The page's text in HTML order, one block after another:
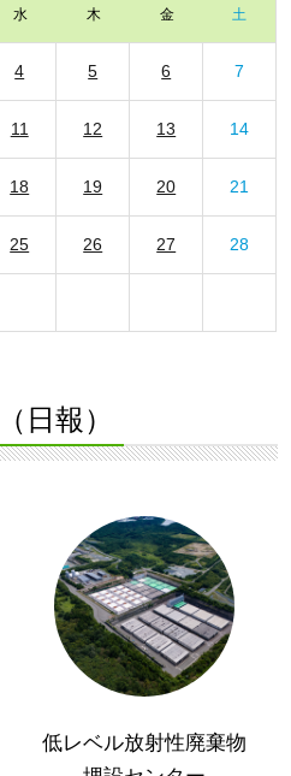
水 木 金 土
4 5 6 7
11 12 13 14
18 19 20 21
25 26 27 28
日報）
低レベル放射性廃棄物